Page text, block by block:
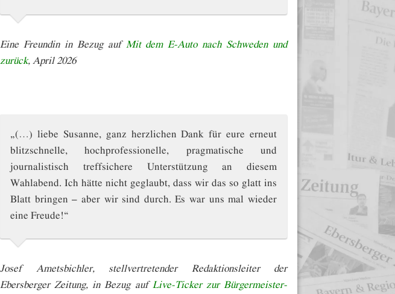
Eine Freundin in Bezug auf Mit dem E-Auto nach Schweden und
zurück, April 2026
„(…) liebe Susanne, ganz herzlichen Dank für eure erneut
blitzschnelle, hochprofessionelle, pragmatische und
journalistisch treffsichere Unterstützung an diesem
Wahlabend. Ich hätte nicht geglaubt, dass wir das so glatt ins
Blatt bringen – aber wir sind durch. Es war uns mal wieder
eine Freude!“
Josef Ametsbichler, stellvertretender Redaktionsleiter der
Ebersberger Zeitung, in Bezug auf Live-Ticker zur Bürgermeister-